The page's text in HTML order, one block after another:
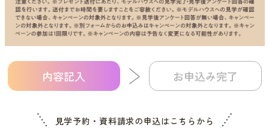
内容記入 お申込み完了
見学予約・資料請求の申込は こちらから